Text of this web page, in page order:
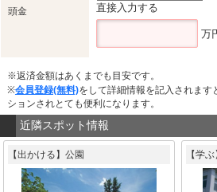
頭金 直接入力する
万
※返済金額はあくまでも目安です。
※会員登録(無料)をして詳細情報を記入されます
ションされとても便利になります。
近隣スポット情報
【出かける】公園 【学